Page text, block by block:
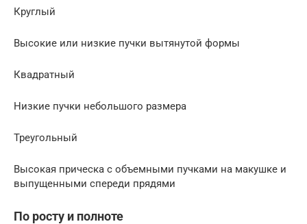
Круглый
Высокие или низкие пучки вытянутой формы
Квадратный
Низкие пучки небольшого размера
Треугольный
Высокая прическа с объемными пучками на макушке и
выпущенными спереди прядями
По росту и полноте